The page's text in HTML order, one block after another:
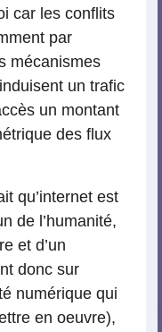
car les conflits
par
mécanismes
un trafic
un montant
des flux
qu’internet est
de l’humanité,
et d’un
donc sur
numérique qui
en oeuvre),